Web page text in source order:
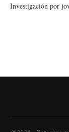
Investigación por